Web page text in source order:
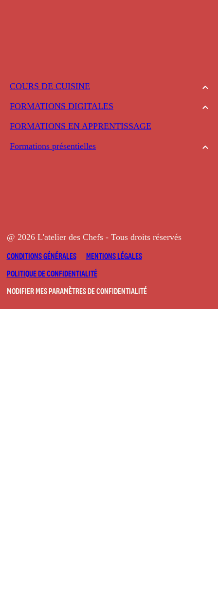
COURS DE CUISINE
FORMATIONS DIGITALES
FORMATIONS EN APPRENTISSAGE
Formations présentielles
@ 2026 L'atelier des Chefs - Tous droits réservés
CONDITIONS GÉNÉRALES
MENTIONS LÉGALES
POLITIQUE DE CONFIDENTIALITÉ
MODIFIER MES PARAMÈTRES DE CONFIDENTIALITÉ